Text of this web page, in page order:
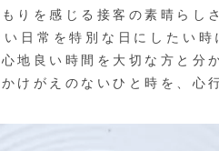
りを感じる接客の素晴らし
日常を特別な日にしたい
地良い時間を大切な方と分
けがえのないひと時を、心